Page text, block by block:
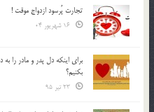
تجارت پُرسود ازدواج موقت !
براي اينكه دل پدر و مادر را
بكنيم؟